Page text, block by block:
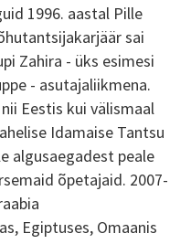
1996. aastal Pille
sai
Zahira - üks esimesi
- asutajaliikmena.
Eestis kui välismaal
Idamaise Tantsu
algusaegadest peale
õpetajaid. 2007-
Egiptuses, Omaanis